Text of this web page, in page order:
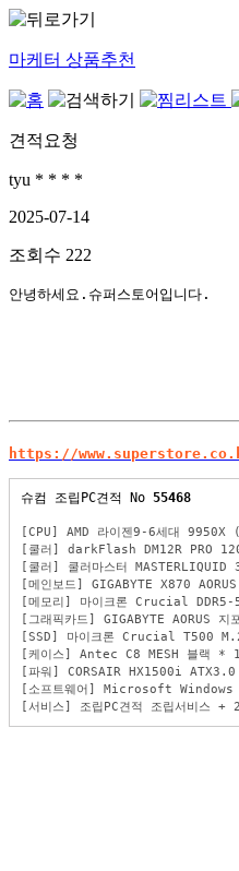
마케터 상품추천
견적요청
tyu * * * *
2025-07-14
조회수 222
안녕하세요.슈퍼스토어입니다.
https://
슈컴 조립PC견적 No 55468
[CPU] AMD 라이젠9-6세대
[쿨러] darkFlash DM12R PRO
[쿨러] 쿨러마스터
[메인보드] GIGABYTE X870
[메모리] 마이크론 Crucial
[그래픽카드] GIGABYTE AORUS
[SSD] 마이크론 Crucial T500
[케이스] Antec C8 MESH 블랙 * 1
[파워] CORSAIR HX1500i
[소프트웨어] Microsoft
[서비스] 조립PC견적 조립서비스